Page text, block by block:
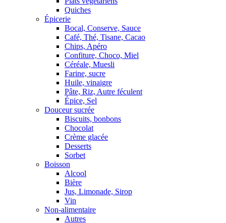
Quiches
Épicerie
Bocal, Conserve, Sauce
Café, Thé, Tisane, Cacao
Chips, Apéro
Confiture, Choco, Miel
Céréale, Muesli
Farine, sucre
Huile, vinaigre
Pâte, Riz, Autre féculent
Épice, Sel
Douceur sucrée
Biscuits, bonbons
Chocolat
Crème glacée
Desserts
Sorbet
Boisson
Alcool
Bière
Jus, Limonade, Sirop
Vin
Non-alimentaire
Autres